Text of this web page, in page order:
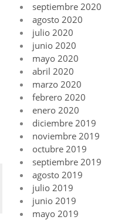
septiembre 2020
agosto 2020
julio 2020
junio 2020
mayo 2020
abril 2020
marzo 2020
febrero 2020
enero 2020
diciembre 2019
noviembre 2019
octubre 2019
septiembre 2019
agosto 2019
julio 2019
junio 2019
mayo 2019